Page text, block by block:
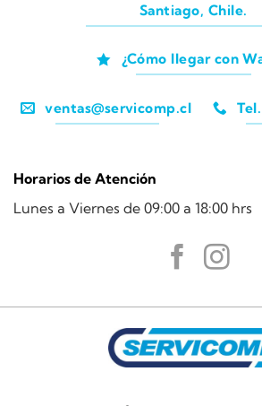
Santiago, Chile.
¿Cómo llegar con
ventas@servicomp.cl
Horarios de Atención
Lunes a Viernes de 09:00 a 18:00 hrs